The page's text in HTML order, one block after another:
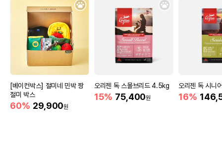
[베이컨박스] 절미네 민박 짱
절미 박스
60% 29,900원
오리젠 독 스몰브리드 4.5kg
15% 75,400원
오리젠 독 시니
16%